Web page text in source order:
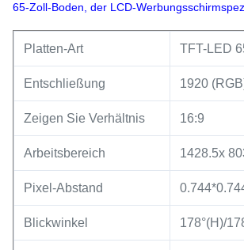
65-Zoll-Boden, der LCD-
Platten-Art TFT-LED
Entschließung 1920
Zeigen Sie Verhältnis 16:9
Arbeitsbereich 1428.5x
Pixel-Abstand
Blickwinkel 178°(H)/